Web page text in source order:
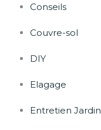
Conseils
Couvre-sol
DIY
Elagage
Entretien Jardin